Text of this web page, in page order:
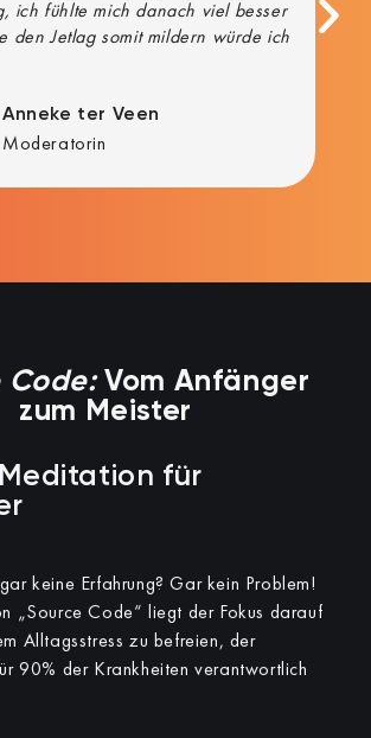
ich fühlte mich danach viel besser
den Jetlag somit mildern würde ich
Anneke ter Veen
Moderatorin
Code:Vom Anfänger
zum Meister
Meditation für
keine Erfahrung? Gar kein Problem!
„Source Code“ liegt der Fokus darauf
Alltagsstress zu befreien, der
90% der Krankheiten verantwortlich